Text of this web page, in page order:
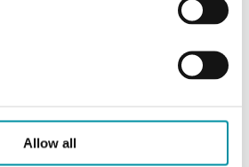
Allow all